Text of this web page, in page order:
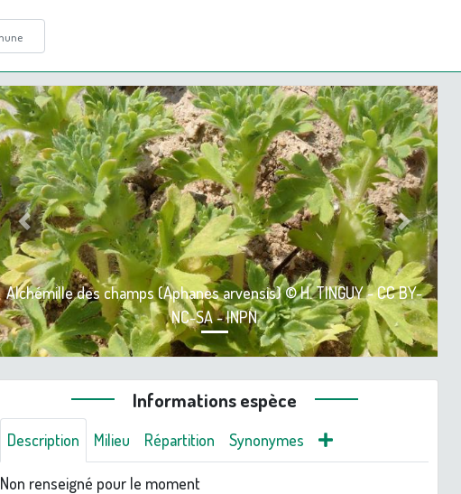
Alchémille des champs (Aphanes arvensis) © H. TINGUY - CC BY-
NC-SA - INPN
Previous Next
Informations espèce
Description Milieu Répartition Synonymes
Non renseigné pour le moment